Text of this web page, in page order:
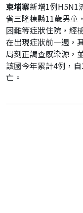
柬埔寨新增1例H5N1
省三隆棟縣11歲男童
困難等症狀住院，經
在出現症狀前一週，
局刻正調查感染源，
該國今年累計4例，
亡。